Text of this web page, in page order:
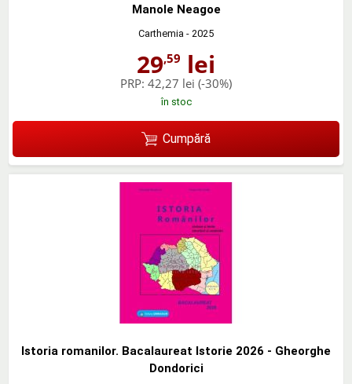
Manole Neagoe
Carthemia - 2025
29,59 lei
PRP: 42,27 lei (-30%)
în stoc
Cumpără
Istoria romanilor. Bacalaureat Istorie 2026 - Gheorghe
Dondorici